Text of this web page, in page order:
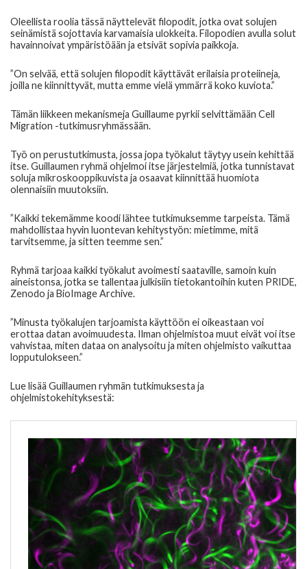
Oleellista roolia tässä näyttelevät filopodit, jotka ovat solujen
seinämistä sojottavia karvamaisia ulokkeita. Filopodien avulla solut
havainnoivat ympäristöään ja etsivät sopivia paikkoja.
”On selvää, että solujen filopodit käyttävät erilaisia proteiineja,
joilla ne kiinnittyvät, mutta emme vielä ymmärrä koko kuviota.”
Tämän liikkeen mekanismeja Guillaume pyrkii selvittämään Cell
Migration -tutkimusryhmässään.
Työ on perustutkimusta, jossa jopa työkalut täytyy usein kehittää
itse. Guillaumen ryhmä ohjelmoi itse järjestelmiä, jotka tunnistavat
soluja mikroskooppikuvista ja osaavat kiinnittää huomiota
olennaisiin muutoksiin.
”Kaikki tekemämme koodi lähtee tutkimuksemme tarpeista. Tämä
mahdollistaa hyvin luontevan kehitystyön: mietimme, mitä
tarvitsemme, ja sitten teemme sen.”
Ryhmä tarjoaa kaikki työkalut avoimesti saataville, samoin kuin
aineistonsa, jotka se tallentaa julkisiin tietokantoihin kuten PRIDE,
Zenodo ja BioImage Archive.
”Minusta työkalujen tarjoamista käyttöön ei oikeastaan voi
erottaa datan avoimuudesta. Ilman ohjelmistoa muut eivät voi itse
vahvistaa, miten dataa on analysoitu ja miten ohjelmisto vaikuttaa
lopputulokseen.”
Lue lisää Guillaumen ryhmän tutkimuksesta ja
ohjelmistokehityksestä: